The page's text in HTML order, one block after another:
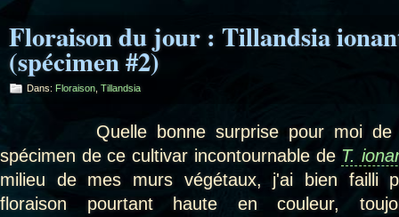
Floraison du jour : Tillandsia
(spécimen #2)
Dans: Floraison Tillandsia
Quelle bonne surprise pour moi de
spécimen de ce cultivar incontournable de T.
milieu de mes murs végétaux, j'ai bien failli
floraison pourtant haute en couleur,